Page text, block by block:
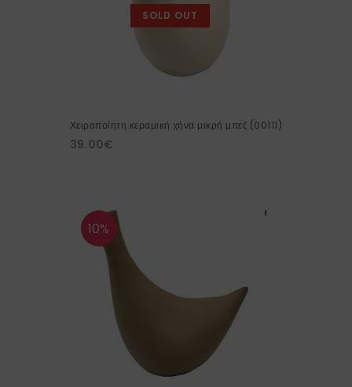
SOLD OUT
Χειροποίητη κεραμική χήνα μικρή μπεζ (00111)
39.00€
10%